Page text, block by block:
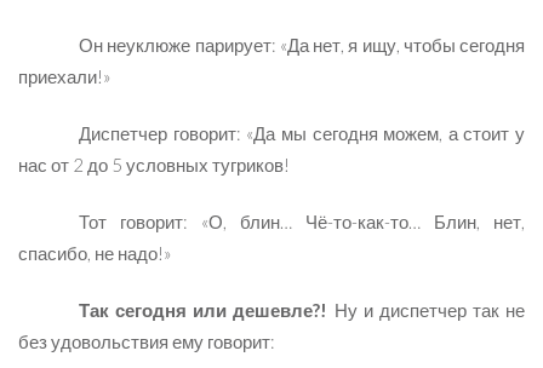
Он неуклюже парирует: «Да нет, я ищу, чтобы сегодня
приехали!»
Диспетчер говорит: «Да мы сегодня можем, а стоит у
нас от 2 до 5 условных тугриков!
Тот говорит: «О, блин… Чё-то-как-то… Блин, нет,
спасибо, не надо!»
Так сегодня или дешевле?! Ну и диспетчер так не
без удовольствия ему говорит: